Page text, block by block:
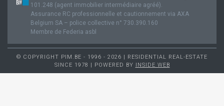
101.248 (agent immobilier intermédiaire agréé).
Assurance RC professionnelle et cautionnement via AXA
Belgium SA – police collective n° 730.390.160
Membre de Federia asbl
© COPYRIGHT PIM.BE - 1996 - 2026 | RESIDENTIAL REAL-ESTATE
SINCE 1978 | POWERED BY INSIDE WEB